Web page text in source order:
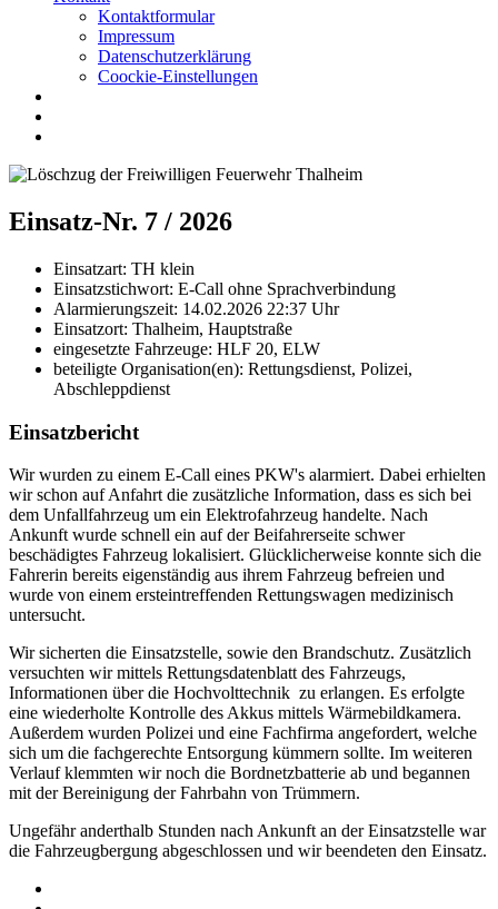
Kontaktformular
Impressum
Datenschutzerklärung
Coockie-Einstellungen
Einsatz-Nr. 7 / 2026
Einsatzart: TH klein
Einsatzstichwort: E-Call ohne Sprachverbindung
Alarmierungszeit: 14.02.2026 22:37 Uhr
Einsatzort: Thalheim, Hauptstraße
eingesetzte Fahrzeuge: HLF 20, ELW
beteiligte Organisation(en): Rettungsdienst, Polizei,
Abschleppdienst
Einsatzbericht
Wir wurden zu einem E-Call eines PKW's alarmiert. Dabei erhielten
wir schon auf Anfahrt die zusätzliche Information, dass es sich bei
dem Unfallfahrzeug um ein Elektrofahrzeug handelte. Nach
Ankunft wurde schnell ein auf der Beifahrerseite schwer
beschädigtes Fahrzeug lokalisiert. Glücklicherweise konnte sich die
Fahrerin bereits eigenständig aus ihrem Fahrzeug befreien und
wurde von einem ersteintreffenden Rettungswagen medizinisch
untersucht.
Wir sicherten die Einsatzstelle, sowie den Brandschutz. Zusätzlich
versuchten wir mittels Rettungsdatenblatt des Fahrzeugs,
Informationen über die Hochvolttechnik zu erlangen. Es erfolgte
eine wiederholte Kontrolle des Akkus mittels Wärmebildkamera.
Außerdem wurden Polizei und eine Fachfirma angefordert, welche
sich um die fachgerechte Entsorgung kümmern sollte. Im weiteren
Verlauf klemmten wir noch die Bordnetzbatterie ab und begannen
mit der Bereinigung der Fahrbahn von Trümmern.
Ungefähr anderthalb Stunden nach Ankunft an der Einsatzstelle war
die Fahrzeugbergung abgeschlossen und wir beendeten den Einsatz.